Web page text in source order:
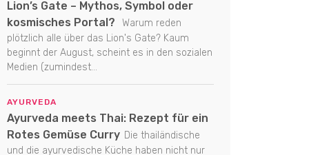
Lion’s Gate – Mythos, Symbol oder
kosmisches Portal?
Warum reden
plötzlich alle über das Lion's Gate? Kaum
beginnt der August, scheint es in den sozialen
Medien (zumindest...
AYURVEDA
Ayurveda meets Thai: Rezept für ein
Rotes Gemüse Curry Die thailändische
und die ayurvedische Küche haben nicht nur